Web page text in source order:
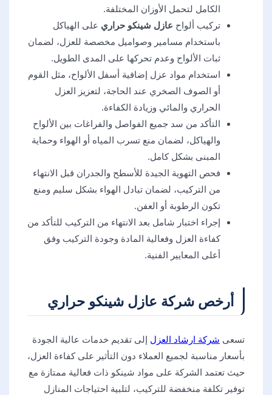
الكامل لتحمل الأوزان المختلفة.
تركيب ألواح عازل شينكو حراري على الهياكل
باستخدام مسامير وصواميل مخصصة للعزل، لضمان
ثبات الألواح وعدم تحركها على المدى الطويل.
استخدام مواد عزل إضافية أسفل الألواح، مثل القوم
أو الصوف الصخري عند الحاجة، لتعزيز العزل
الحراري والمائي وزيادة الكفاءة.
التأكد من سد جميع الفواصل والفراغات بين الألواح
والهياكل، لضمان منع تسرب المياه أو الهواء وحماية
المبنى بشكل كامل.
فحص التهوية الجيدة للأسطح والجدران قبل الانتهاء
من التركيب، لضمان تبادل الهواء بشكل سليم ومنع
تكون الرطوبة أو العفن.
إجراء اختبار شامل بعد الانتهاء من التركيب للتأكد من
كفاءة العزل وفعالية المادة وجودة التركيب وفق
أعلى المعايير الفنية.
أرخص شركة عازل شينكو حراري
تسعى شركة ارشاد العزل إلى تقديم خدمات عالية الجودة
بأسعار مناسبة لجميع العملاء دون التأثير على كفاءة العزل،
حيث تعتمد الشركة على مواد شينكو ذات فعالية ممتازة مع
توفير تكلفة منخفضة للتركيب، لتلبية احتياجات المنازل